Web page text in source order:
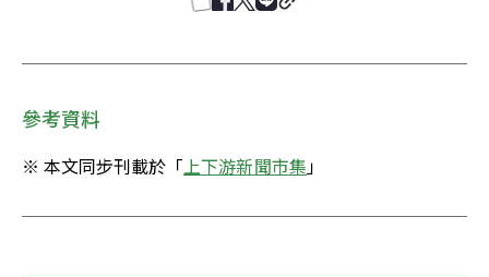
參考資料
※ 本文同步刊載於「上下游新聞市集」